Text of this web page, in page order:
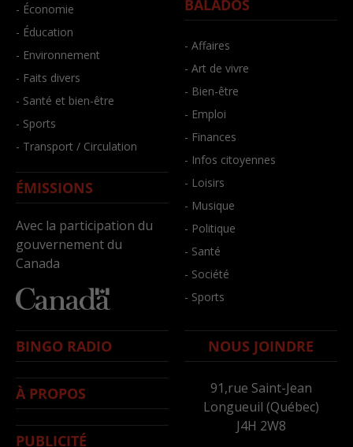
- Économie
- Éducation
- Environnement
- Faits divers
- Santé et bien-être
- Sports
- Transport / Circulation
ÉMISSIONS
Avec la participation du
gouvernement du
Canada
BALADOS
- Affaires
- Art de vivre
- Bien-être
- Emploi
- Finances
- Infos citoyennes
- Loisirs
- Musique
- Politique
- Santé
- Société
- Sports
BINGO RADIO
À PROPOS
PUBLICITÉ
NOUS JOINDRE
91,rue Saint-Jean
Longueuil (Québec)
J4H 2W8